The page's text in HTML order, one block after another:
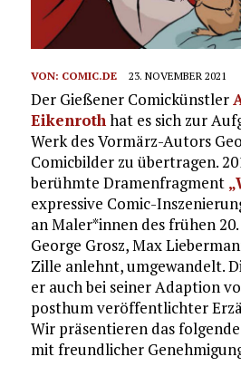
VON: COMIC.DE 23. NOVEMBER 2021
Der Gießener Comickünstler
Eikenroth hat es sich zur
Werk des Vormärz-Autors
Comicbilder zu übertragen.
berühmte Dramenfragment
expressive Comic-
an Maler*innen des frühen
George Grosz, Max
Zille anlehnt, umgewandelt.
er auch bei seiner Adaption
posthum veröffentlichter
Wir präsentieren das
mit freundlicher